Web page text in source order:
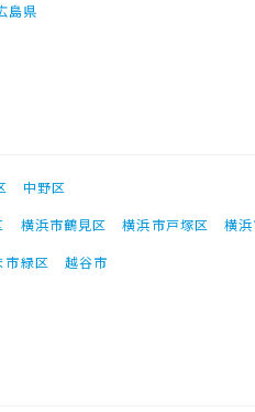
島県
中野区
横浜市鶴見区 横浜市戸塚区
横
市緑区
越谷市